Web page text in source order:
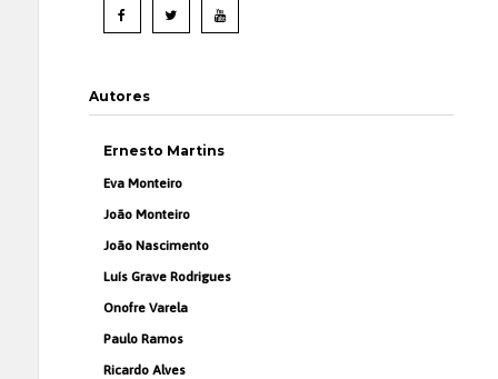
Autores
Ernesto Martins
Eva Monteiro
João Monteiro
João Nascimento
Luís Grave Rodrigues
Onofre Varela
Paulo Ramos
Ricardo Alves